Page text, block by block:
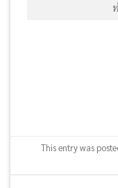
This entry was